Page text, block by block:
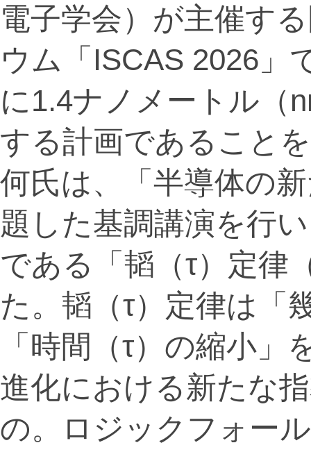
電子学会）が主催す
ウム「ISCAS 2026」
に1.4ナノメートル（
する計画であること
何氏は、「半導体の
題した基調講演を行
である「韬（τ）定律
た。韬（τ）定律は「
「時間（τ）の縮小
進化における新たな
の。ロジックフォー